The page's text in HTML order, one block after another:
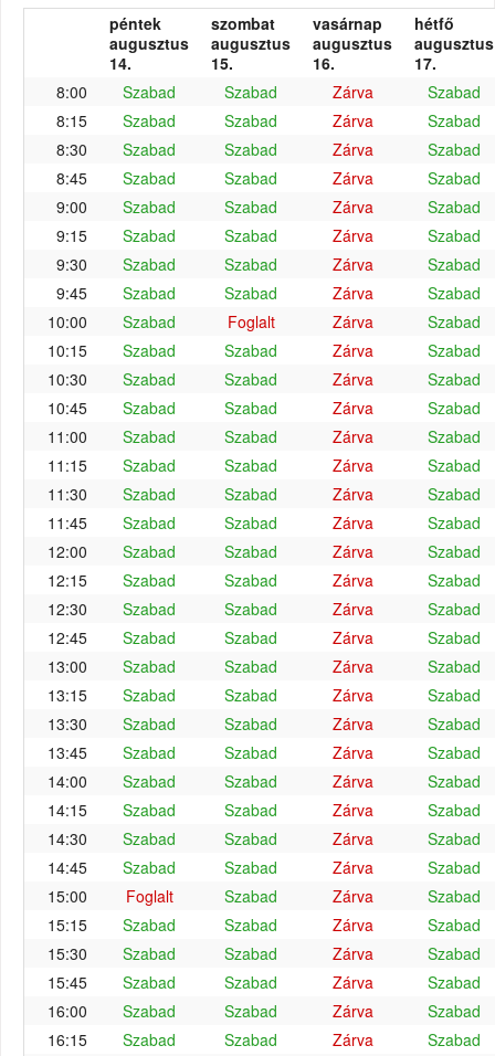
péntek
augusztus
14.
szombat
augusztus
15.
vasárnap
augusztus
16.
hétfő
augusztus
17.
8:00
Szabad Szabad Zárva
Szabad
8:15
Szabad Szabad Zárva
Szabad
8:30
Szabad Szabad Zárva
Szabad
8:45
Szabad Szabad Zárva
Szabad
9:00
Szabad Szabad Zárva
Szabad
9:15
Szabad Szabad Zárva
Szabad
9:30
Szabad Szabad Zárva
Szabad
9:45
Szabad Szabad Zárva
Szabad
10:00
Szabad Foglalt Zárva
Szabad
10:15
Szabad Szabad Zárva
Szabad
10:30
Szabad Szabad Zárva
Szabad
10:45
Szabad Szabad Zárva
Szabad
11:00
Szabad Szabad Zárva
Szabad
11:15
Szabad Szabad Zárva
Szabad
11:30
Szabad Szabad Zárva
Szabad
11:45
Szabad Szabad Zárva
Szabad
12:00
Szabad Szabad Zárva
Szabad
12:15
Szabad Szabad Zárva
Szabad
12:30
Szabad Szabad Zárva
Szabad
12:45
Szabad Szabad Zárva
Szabad
13:00
Szabad Szabad Zárva
Szabad
13:15
Szabad Szabad Zárva
Szabad
13:30
Szabad Szabad Zárva
Szabad
13:45
Szabad Szabad Zárva
Szabad
14:00
Szabad Szabad Zárva
Szabad
14:15
Szabad Szabad Zárva
Szabad
14:30
Szabad Szabad Zárva
Szabad
14:45
Szabad Szabad Zárva
Szabad
15:00
Foglalt Szabad Zárva
Szabad
15:15
Szabad Szabad Zárva
Szabad
15:30
Szabad Szabad Zárva
Szabad
15:45
Szabad Szabad Zárva
Szabad
16:00
Szabad Szabad Zárva
Szabad
16:15
Szabad Szabad Zárva Szabad